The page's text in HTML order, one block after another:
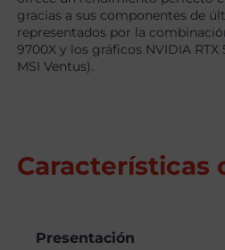
gracias a sus componentes de
representados por la
9700X y los gráficos NVIDIA RTX
MSI Ventus).
Características
Presentación